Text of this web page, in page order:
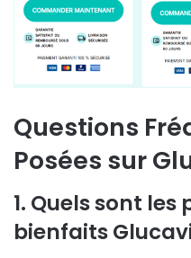
Questions
Posées sur
1. Quels sont
bienfaits